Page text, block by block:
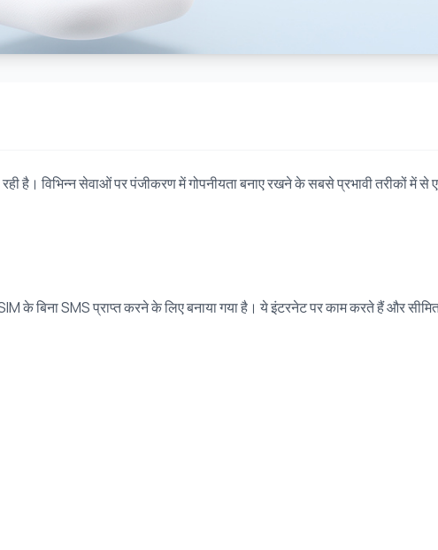
रही है। विभिन्न सेवाओं पर पंजीकरण में गोपनीयता बनाए रखने के सबसे प्रभावी तरीकों में से
के बिना SMS प्राप्त करने के लिए बनाया गया है। ये इंटरनेट पर काम करते हैं और